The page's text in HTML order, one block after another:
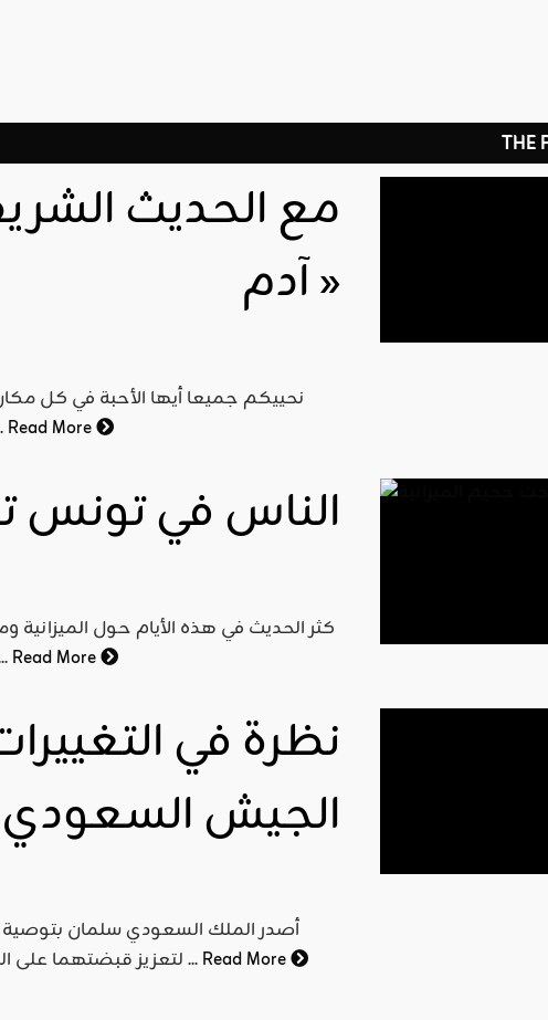
THE
مع الحديث
آدم »
تحية،Read More
الناس في تونس
اثر تقديم مشروعها منRead More
نظرة في
الجيش السعودي
أصدر الملك السعودي سلمان بتوصية
لتعزيز قبضتهما على الحكم في المملكة، وتمثّلت هذه المرّة بالإطاحة بكبار ...Read More